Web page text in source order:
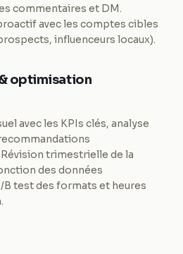
commentaires et DM.
avec les comptes cibles
influenceurs locaux).
optimisation
avec les KPIs clés, analyse
trimestrielle de la
des données
B test des formats et heures